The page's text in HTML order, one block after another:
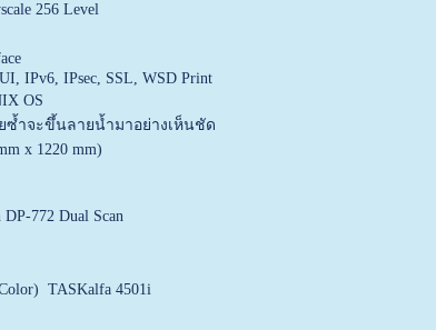
256 Level
IPv6, IPsec, SSL, WSD Print
OS
ยซ้ำจะขึ้นลายน้ำมาอย่างเห็นชัด
x 1220 mm)
772 Dual Scan
TASKalfa 4501i